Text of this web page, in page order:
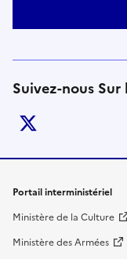
Suivez-nous Sur
Liens de
Portail interministériel
Ministère de la Culture
Ministère des Armées